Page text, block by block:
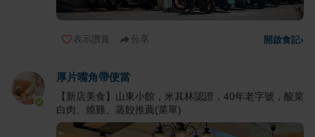
表示讚賞 分享 開啟食記›
厚片嘴角帶便當
【新店美食】山東小館，米其林認證，40年老字號，酸菜
白肉、燒雞、蒸餃推薦(菜單)